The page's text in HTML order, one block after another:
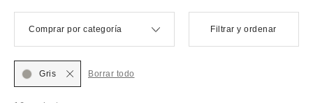
Comprar por categoría Filtrar y ordenar
Gris Borrar todo